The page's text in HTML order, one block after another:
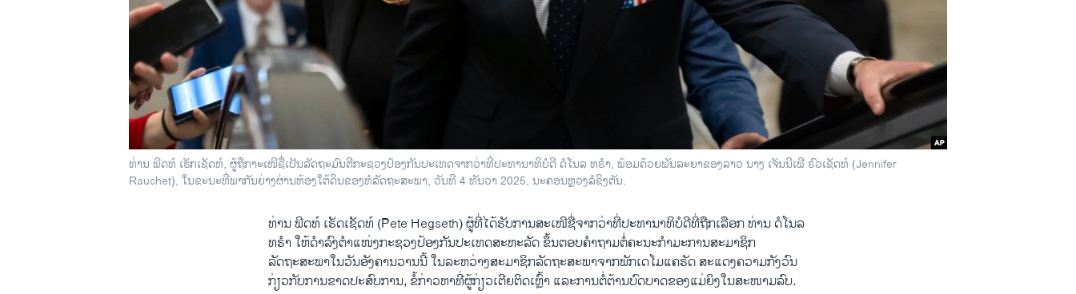
ທ່ານ ພີດທ໌ ເຮັກເຊັດທ໌, ຜູ້ຖືກາະເໜີຊື່ເປັນລັດຖະມົນຕີກະຊວງປ້ອງກັນປະເທດຈາກວ່າທີ່ປະທານາທິບໍດີ ດໍໂນລ ທຣໍາ, ພ້ອມດ້ວຍພັນລະຍາຂອງລາວ ນາງ ເຈັນນີເຟີ ຣົວເຊັດທ໌ (Jennifer
Rauchet), ໃນຂະນະທີ່ພາກັນຍ່າງຜ່ານຫ້ອງໃຕ້ດິນຂອງຫໍລັດຖະສະພາ, ວັນທີ 4 ທັນວາ 2025, ນະຄອນຫຼວງລໍຊິງຕັນ.
ທ່ານ ພີດທ໌ ເຮັດເຊັດທ໌ (Pete Hegseth) ຜູ້ທີ່ໄດ້ຮັບການສະເໜີຊື່ຈາກວ່າທີ່ປະທານາທິບໍດີທີ່ຖືກເລືອກ ທ່ານ ດໍໂນລ
ທຣໍາ ໃຫ້ດໍາລົງຕໍາແໜ່ງກະຊວງປ້ອງກັນປະເທດສະຫະລັດ ຂຶ້ນຕອບຄໍາຖາມຕໍ່ຄະນະກໍາມະການສະມາຊິກ
ລັດຖະສະພາໃນວັນອັງຄານວານນີ້ ໃນລະຫວ່າງສະມາຊິກລັດຖະສະພາຈາກພັກເດໂມແຄຣັດ ສະແດງຄວາມກັງວົນ
ກ່ຽວກັບການຂາດປະສົບການ, ຂໍ້ກ່າວຫາທີ່ຜູ້ກ່ຽວເຕີຍຕິດເຫຼົ້າ ແລະການຕໍ່ຕ້ານບົດບາດຂອງແມ່ຍິງໃນສະໜາມລົບ.